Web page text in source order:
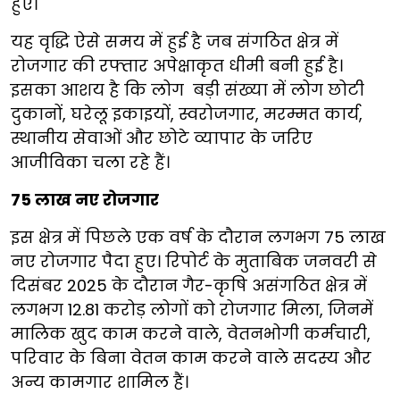
यह वृद्धि ऐसे समय में हुई है जब संगठित क्षेत्र में
रोजगार की रफ्तार अपेक्षाकृत धीमी बनी हुई है।
इसका आशय है कि लोग बड़ी संख्या में लोग छोटी
दुकानों, घरेलू इकाइयों, स्वरोजगार, मरम्मत कार्य,
स्थानीय सेवाओं और छोटे व्यापार के जरिए
आजीविका चला रहे हैं।
75 लाख नए रोजगार
इस क्षेत्र में पिछले एक वर्ष के दौरान लगभग 75 लाख
नए रोजगार पैदा हुए। रिपोर्ट के मुताबिक जनवरी से
दिसंबर 2025 के दौरान गैर-कृषि असंगठित क्षेत्र में
लगभग 12.81 करोड़ लोगों को रोजगार मिला, जिनमें
मालिक खुद काम करने वाले, वेतनभोगी कर्मचारी,
परिवार के बिना वेतन काम करने वाले सदस्य और
अन्य कामगार शामिल हैं।